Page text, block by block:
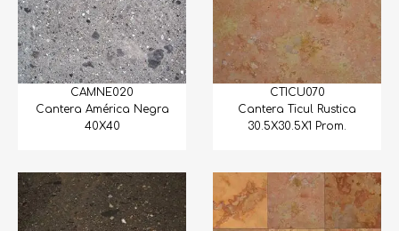
Pizarra
Quarzos
Sandstone
Selladores
Tejas
Varios
CAMNE020
Cantera América Negra
40X40
CTICU070
Cantera Ticul Rustica
30.5X30.5X1 Prom.